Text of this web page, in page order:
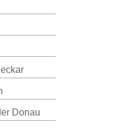
Donau